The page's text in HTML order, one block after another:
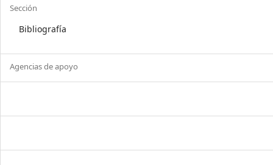
Sección
Bibliografía
Agencias de apoyo